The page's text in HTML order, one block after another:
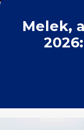
Melek,